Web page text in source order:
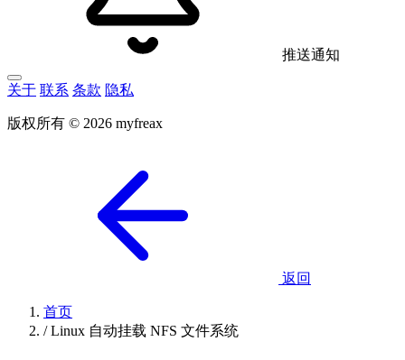
推送通知
关于 联系 条款 隐私
版权所有 © 2026 myfreax
返回
首页
/ Linux 自动挂载 NFS 文件系统